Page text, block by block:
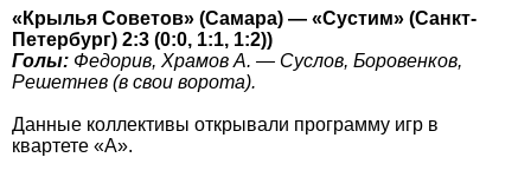
«Крылья Советов» (Самара) — «Сустим» (Санкт-
Петербург) 2:3 (0:0, 1:1, 1:2))
Голы: Федорив, Храмов А. — Суслов, Боровенков,
Решетнев (в свои ворота).
Данные коллективы открывали программу игр в
квартете «А».